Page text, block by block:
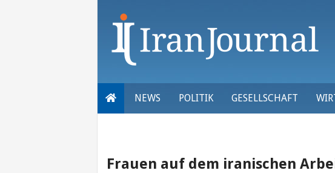
NEWS POLITIK GESELLSCHAFT
Frauen auf dem iranischen